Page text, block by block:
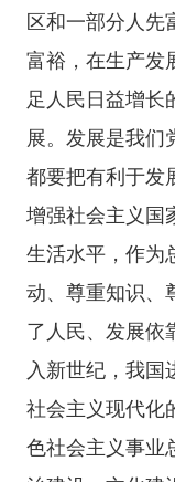
区和一部分人先
富裕，在生产发
足人民日益增长
展。发展是我们
都要把有利于发
增强社会主义国
生活水平，作为
动、尊重知识、
了人民、发展依
入新世纪，我国
社会主义现代化
色社会主义事业